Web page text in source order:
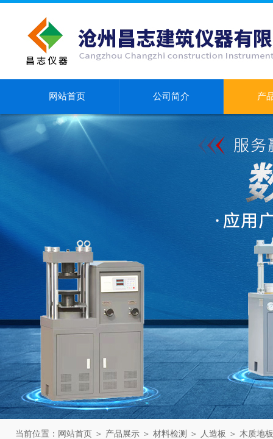
网站首页 公司简介 产
当前位置： 网站首页 ＞ 产品展示 ＞ 材料检测 ＞ 人造板 ＞ 木质地